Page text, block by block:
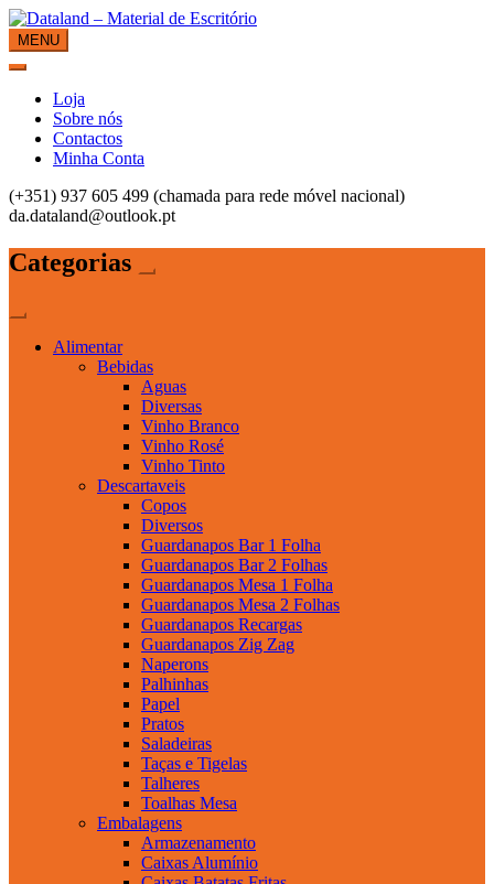
Skip
to
content
Dataland – Material de Escritório
Material de Escritório
MENU
Loja
Sobre nós
Contactos
Minha Conta
(+351) 937 605 499 (chamada para rede móvel nacional)
da.dataland@outlook.pt
Categorias
Alimentar
Bebidas
Aguas
Diversas
Vinho Branco
Vinho Rosé
Vinho Tinto
Descartaveis
Copos
Diversos
Guardanapos Bar 1 Folha
Guardanapos Bar 2 Folhas
Guardanapos Mesa 1 Folha
Guardanapos Mesa 2 Folhas
Guardanapos Recargas
Guardanapos Zig Zag
Naperons
Palhinhas
Papel
Pratos
Saladeiras
Taças e Tigelas
Talheres
Toalhas Mesa
Embalagens
Armazenamento
Caixas Alumínio